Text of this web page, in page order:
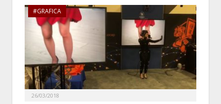
#GRAFICA
26/03/2018